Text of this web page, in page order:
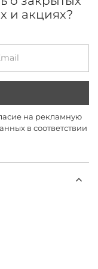
и акциях?
на рекламную
в соответствии